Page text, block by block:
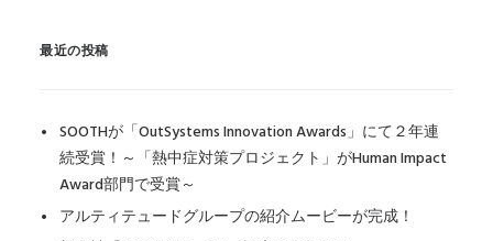
最近の投稿
SOOTHが「OutSystems Innovation Awards」にて２年連
続受賞！～「熱中症対策プロジェクト」がHuman Impact
Award部門で受賞～
アルティテュードグループの紹介ムービーが完成！